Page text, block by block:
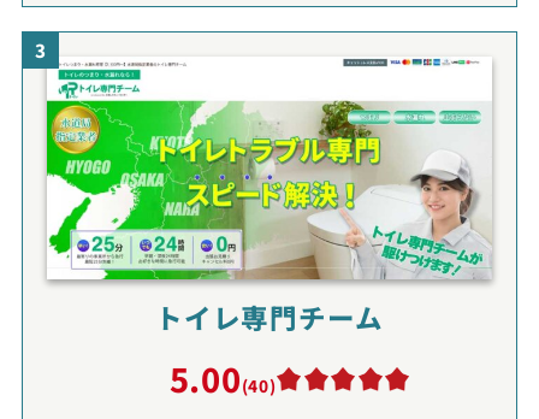
3
トイレ専門チーム
5.00(40)